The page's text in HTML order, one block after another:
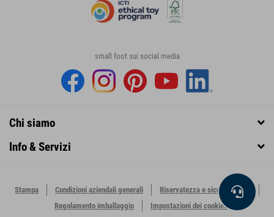
small foot sui social media
Chi siamo
Info & Servizi
Stampa Condizioni aziendali generali
Riservatezza e sicurezza dati
Regolamento imballaggio
Impostazioni dei cookies